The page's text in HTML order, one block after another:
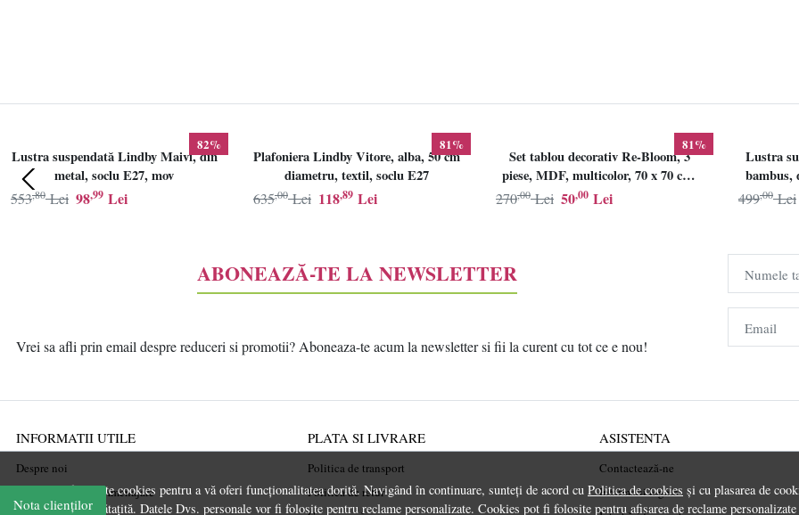
Acest site folosește cookies pentru a vă oferi funcționalitatea dorită. Navigând în continuare, sunteți de acord cu Politica de cookies și cu plasarea de
experiență îmbunătațită. Datele Dvs. personale vor fi folosite pentru reclame personalizate. Cookies pot fi folosite pentru afisarea de reclame
82%
Lustra suspendată Lindby Maivi, din
metal, soclu E27, mov
98,99 Lei
553,80 Lei
81%
Plafoniera Lindby Vitore, alba, 50 cm
diametru, textil, soclu E27
118,89 Lei
635,00 Lei
81%
Set tablou decorativ Re-Bloom, 3
piese, MDF, multicolor, 70 x 70 cm,
Resigilat, Grad B
50,00 Lei
270,00 Lei
Lustra
bambus,
499,00 Lei
ABONEAZĂ-TE LA NEWSLETTER
Vrei sa afli prin email despre reduceri si promotii? Aboneaza-te acum la newsletter si fii la curent cu tot ce e nou!
Numele
Email
INFORMATII UTILE
Despre noi
Ghiduri și Idei de Amenajare
PLATA SI LIVRARE
Politica de transport
Politica de retur
ASISTENTA
Contactează-ne
Informatii legale
Nota clienților